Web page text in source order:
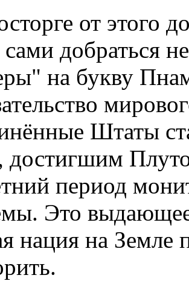
от этого
добраться не
на букву
Штаты
достигшим
период
Это
нация на Земле